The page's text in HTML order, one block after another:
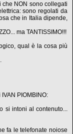
che NON sono collegati
sono regolati da
che in Italia dipende,
ma TANTISSIMO!!!
qual è la cosa più
PIOMBINO:
si intoni al contenuto...
fa le telefonate noiose